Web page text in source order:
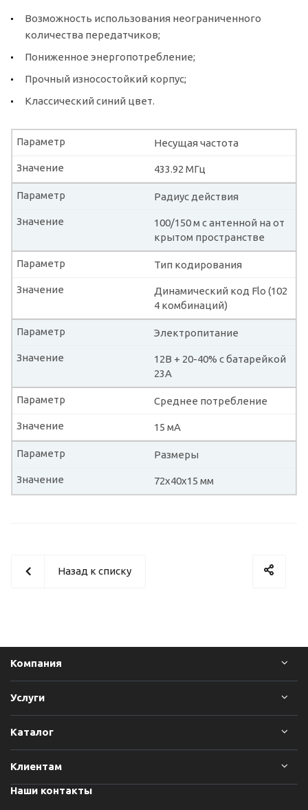
Возможность использования неограниченного
количества передатчиков;
Пониженное энергопотребление;
Прочный износостойкий корпус;
Классический синий цвет.
Несущая частота
Параметр
433.92 МГц
Значение
Радиус действия
Параметр
100/150 м с антенной на от
крытом пространстве
Значение
Тип кодирования
Параметр
Динамический код Flo (102
4 комбинаций)
Значение
Электропитание
Параметр
12В + 20-40% с батарейкой
23А
Значение
Среднее потребление
Параметр
15 мА
Значение
Размеры
Параметр
72х40х15 мм
Значение
Назад к списку
Компания
Услуги
Каталог
Клиентам
Наши контакты